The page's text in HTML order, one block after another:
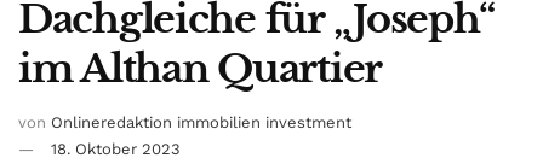
Dachgleiche für „Joseph“
im Althan Quartier
von Onlineredaktion immobilien investment
18. Oktober 2023